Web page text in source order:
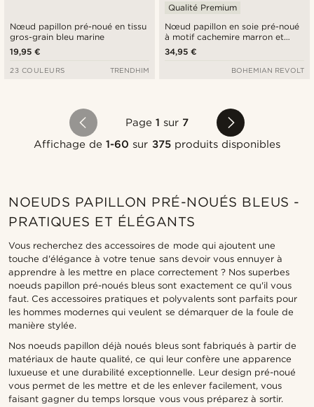
Nœud papillon pré-noué en tissu
gros-grain bleu marine
19,95 €
23 COULEURS TRENDHIM
Nœud papillon en soie pré-noué
à motif cachemire marron et
doré
Qualité Premium
34,95 €
BOHEMIAN REVOLT
Page 1 sur 7
Affichage de1-60 sur 375produits disponibles
NOEUDS PAPILLON PRÉ-NOUÉS BLEUS -
PRATIQUES ET ÉLÉGANTS
Vous recherchez des accessoires de mode qui ajoutent une
touche d'élégance à votre tenue sans devoir vous ennuyer à
apprendre à les mettre en place correctement ? Nos superbes
noeuds papillon pré-noués bleus sont exactement ce qu'il vous
faut. Ces accessoires pratiques et polyvalents sont parfaits pour
les hommes modernes qui veulent se démarquer de la foule de
manière stylée.
Nos noeuds papillon déjà noués bleus sont fabriqués à partir de
matériaux de haute qualité, ce qui leur confère une apparence
luxueuse et une durabilité exceptionnelle. Leur design pré-noué
vous permet de les mettre et de les enlever facilement, vous
faisant gagner du temps lorsque vous vous préparez à sortir.